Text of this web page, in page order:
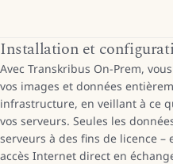
Installation et
Avec Transkribus On-Prem,
vos images et données
infrastructure, en veillant à ce
vos serveurs. Seules les
serveurs à des fins de licence
accès Internet direct en